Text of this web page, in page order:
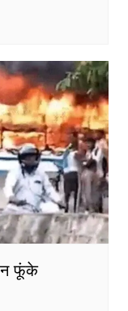
फूंके